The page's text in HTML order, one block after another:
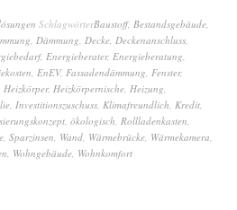
SchlagwörterBaustoff, Bestandsgebäude
Dämmung Decke Deckenanschluss
, Energieberater, Energieberatung
EnEV, Fassadendämmung Fenster,
Heizkörper, Heizkörpernische Heizung
Investitionszuschuss Klimafreundlich Kredit
ökologisch Rollladenkasten
Sparzinsen Wand Wärmebrücke Wärmekamera
Wohngebäude Wohnkomfort